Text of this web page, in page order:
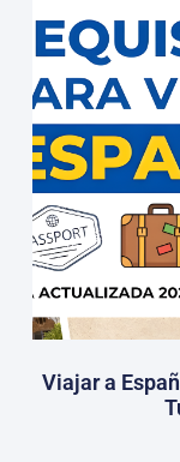
Viajar a